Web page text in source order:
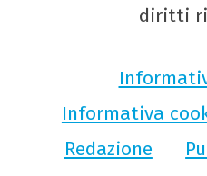
diritti
Informativa
Redazione